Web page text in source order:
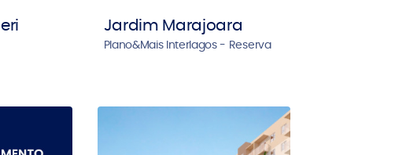
Jardim Marajoara
Plano&Mais Interlagos - Reserva